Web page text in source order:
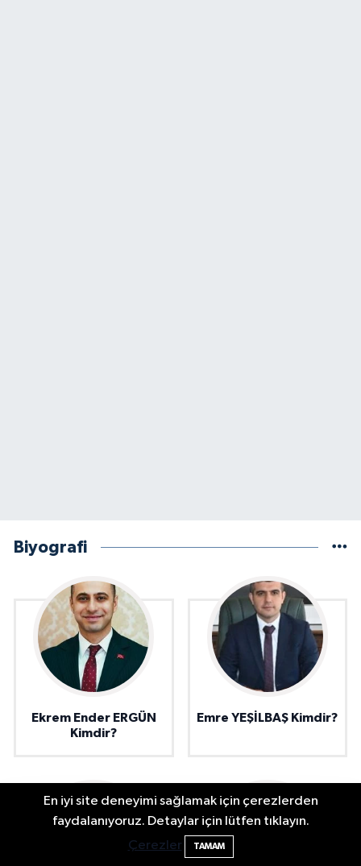
Biyografi
Ekrem Ender ERGÜN
Kimdir?
Emre YEŞİLBAŞ Kimdir?
En iyi site deneyimi sağlamak için çerezlerden
faydalanıyoruz. Detaylar için lütfen tıklayın.
Çerezler
TAMAM
Bartın'da nem oranı yüzde 100'e ulaştı